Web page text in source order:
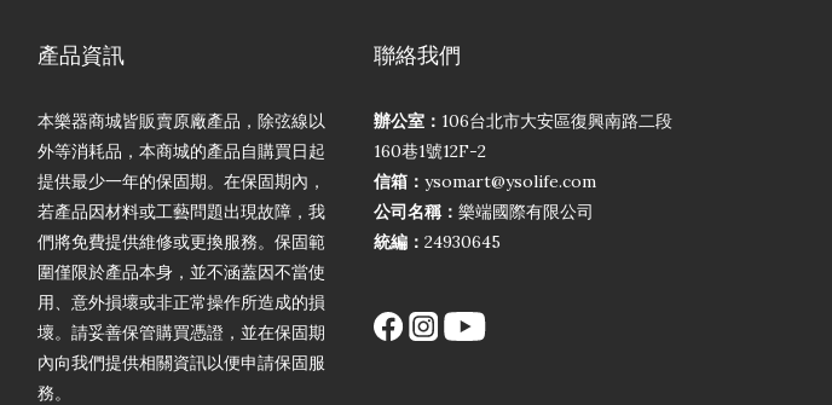
產品資訊
本樂器商城皆販賣原廠產品，除弦線以
外等消耗品，本商城的產品自購買日起
提供最少一年的保固期。在保固期內，
若產品因材料或工藝問題出現故障，我
們將免費提供維修或更換服務。保固範
圍僅限於產品本身，並不涵蓋因不當使
用、意外損壞或非正常操作所造成的損
壞。請妥善保管購買憑證，並在保固期
內向我們提供相關資訊以便申請保固服
務。
聯絡我們
辦公室： 106台北市大安區復興南路二段
160巷1號12F-2
信箱： ysomart@ysolife.com
公司名稱： 樂端國際有限公司
統編： 24930645